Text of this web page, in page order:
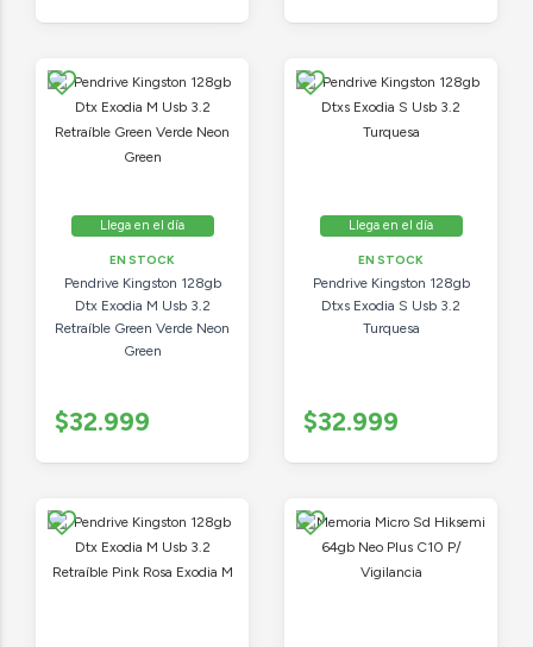
Llega en el día
EN STOCK
Pendrive Kingston 128gb
Dtx Exodia M Usb 3.2
Retraíble Green Verde Neon
Green
$32.999
Llega en el día
EN STOCK
Pendrive Kingston 128gb
Dtxs Exodia S Usb 3.2
Turquesa
$32.999